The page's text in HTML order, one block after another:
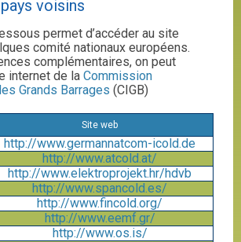
voisins
permet d’accéder au site
comité nationaux européens.
complémentaires, on peut
internet de la Commission
Grands Barrages (CIGB)
Site web
http://www.germannatcom-icold.de
http://www.atcold.at/
http://www.elektroprojekt.hr/hdvb
http://www.spancold.es/
http://www.fincold.org/
http://www.eemf.gr/
http://www.os.is/